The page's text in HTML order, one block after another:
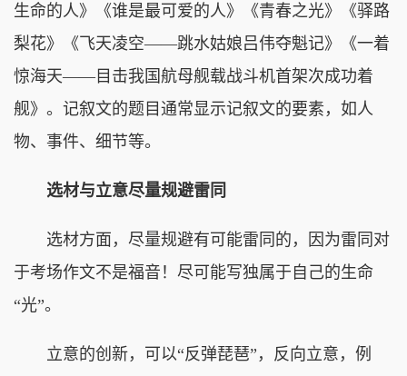
生命的人》《谁是最可爱的人》《青春之光》《驿路
梨花》《飞天凌空——跳水姑娘吕伟夺魁记》《一着
惊海天——目击我国航母舰载战斗机首架次成功着
舰》。记叙文的题目通常显示记叙文的要素，如人
物、事件、细节等。
选材与立意尽量规避雷同
选材方面，尽量规避有可能雷同的，因为雷同对
于考场作文不是福音！尽可能写独属于自己的生命
“光”。
立意的创新，可以“反弹琵琶”，反向立意，例